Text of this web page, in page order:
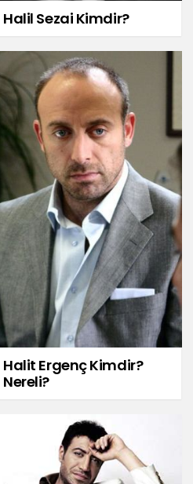
Halil Sezai Kimdir?
Halit Ergenç Kimdir?
Nereli?